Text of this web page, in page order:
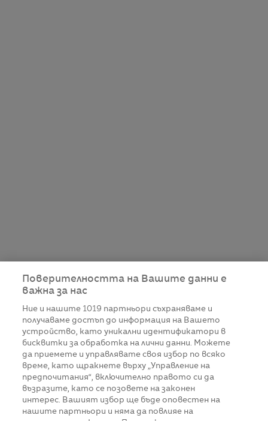
Поверителността на Вашите данни е
важна за нас
Ние и нашите 1019 партньори съхраняваме и
получаваме достъп до информация на Вашето
устройство, като уникални идентификатори в
бисквитки за обработка на лични данни. Можете
да приемете и управлявате своя избор по всяко
време, като щракнете върху „Управление на
предпочитания“, включително правото си да
възразите, като се позовете на законен
интерес. Вашият избор ще бъде оповестен на
нашите партньори и няма да повлияе на